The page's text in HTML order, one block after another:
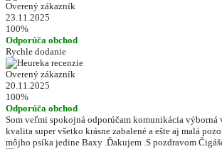
Overený zákazník
23.11.2025
100%
Odporúča obchod
Rychle dodanie
Overený zákazník
20.11.2025
100%
Odporúča obchod
Som veľmi spokojná odporúčam komunikácia výborná
kvalita super všetko krásne zabalené a ešte aj malá
môjho psíka jedine Baxy .Ďakujem .S pozdravom